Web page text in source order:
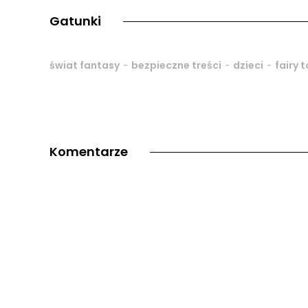
Gatunki
świat fantasy - bezpieczne treści - dzieci - fairy
Komentarze